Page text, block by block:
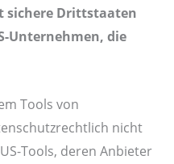
sichere Drittstaaten
Unternehmen, die
Tools von
nicht
Tools, deren Anbieter